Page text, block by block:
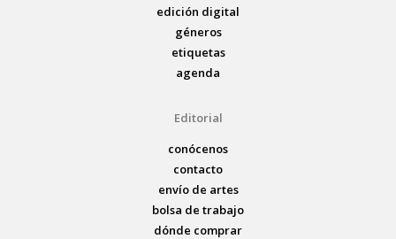
edición digital
géneros
etiquetas
agenda
Editorial
conócenos
contacto
envío de artes
bolsa de trabajo
dónde comprar